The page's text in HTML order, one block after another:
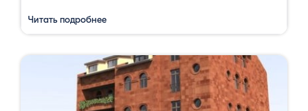
Читать подробнее